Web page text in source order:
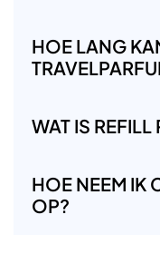
HOE LANG
WAT IS REFILL
HOE NEEM IK
OP?